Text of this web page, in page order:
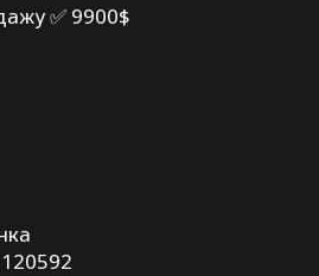
✅ 9900$